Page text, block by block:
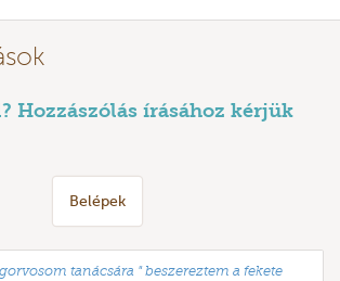
Hozzászólás írásához kérjük
Belépek
tanácsára " beszereztem a fekete